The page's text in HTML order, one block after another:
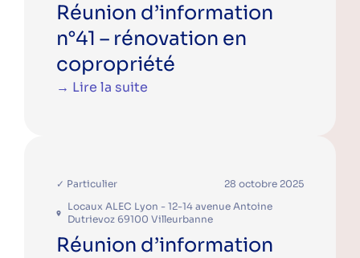
Réunion d’information
n°41 – rénovation en
copropriété
→ Lire la suite
✓ Particulier
28 octobre 2025
Locaux ALEC Lyon - 12-14 avenue Antoine
Dutrievoz 69100 Villeurbanne
Réunion d’information